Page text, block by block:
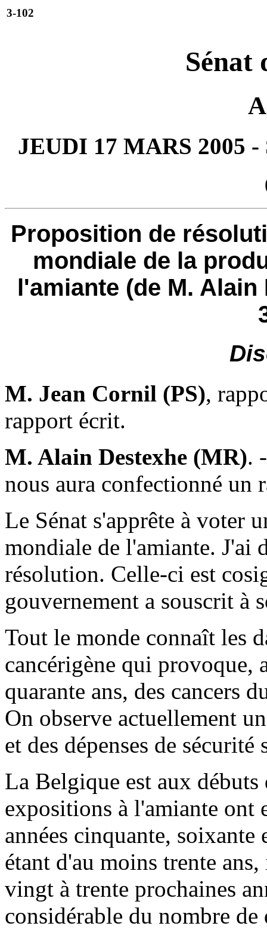
3-102
Sénat
JEUDI 17 MARS 2005
Proposition de
mondiale de la
l'amiante (de M.
M. Jean Cornil (PS),
rapport écrit.
M. Alain Destexhe (MR).
nous aura confectionné un
Le Sénat s'apprête à voter
mondiale de l'amiante. J'ai
résolution. Celle-ci est
gouvernement a souscrit à
Tout le monde connaît les
cancérigène qui provoque,
quarante ans, des cancers
On observe actuellement
et des dépenses de
La Belgique est aux
expositions à l'amiante ont
années cinquante, soixante
étant d'au moins trente
vingt à trente prochaines
considérable du nombre de